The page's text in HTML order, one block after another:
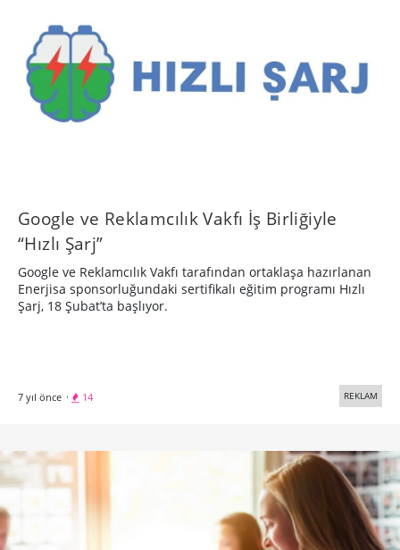
Google ve Reklamcılık Vakfı İş Birliğiyle
“Hızlı Şarj”
Google ve Reklamcılık Vakfı tarafından ortaklaşa hazırlanan
Enerjisa sponsorluğundaki sertifikalı eğitim programı Hızlı
Şarj, 18 Şubat’ta başlıyor.
7 yıl önce · 14 REKLAM